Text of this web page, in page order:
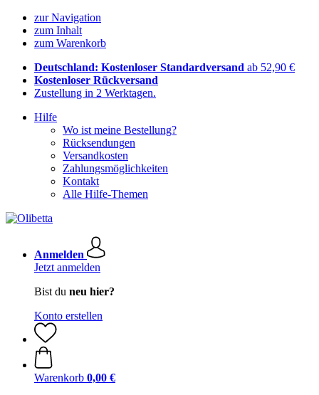
zur Navigation
zum Inhalt
zum Warenkorb
Deutschland: Kostenloser Standardversand ab 52,90 €
Kostenloser Rückversand
Zustellung in 2 Werktagen.
Hilfe
Wo ist meine Bestellung?
Rücksendungen
Versandkosten
Zahlungsmöglichkeiten
Kontakt
Alle Hilfe-Themen
Anmelden
Jetzt anmelden
Bist du neu hier?
Konto erstellen
Warenkorb 0,00 €